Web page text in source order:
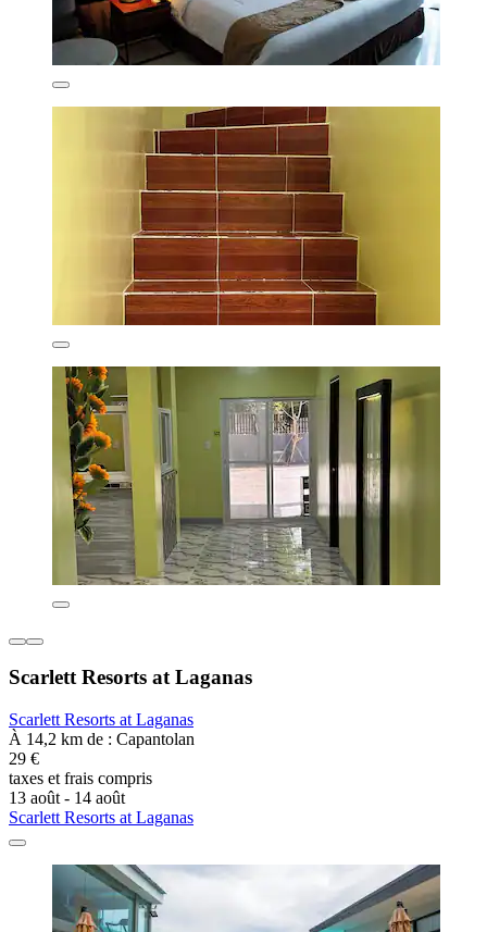
Scarlett Resorts at Laganas
Scarlett Resorts at Laganas
À 14,2 km de : Capantolan
29 €
taxes et frais compris
13 août - 14 août
Scarlett Resorts at Laganas